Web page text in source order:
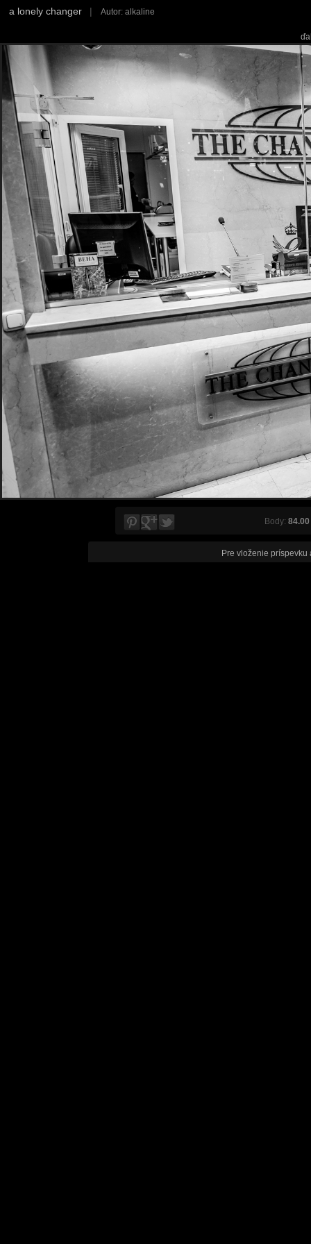
a lonely changer | Autor: alkaline
Body: 84.00
Pre vloženie